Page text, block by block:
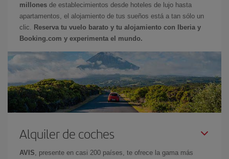
millones de establecimientos desde hoteles de lujo hasta
apartamentos, el alojamiento de tus sueños está a tan sólo un
clic.
Reserva tu vuelo barato y tu alojamiento con Iberia y
Booking.com y experimenta el mundo.
Alquiler de coches
AVIS , presente en casi 200 países, te ofrece la gama más